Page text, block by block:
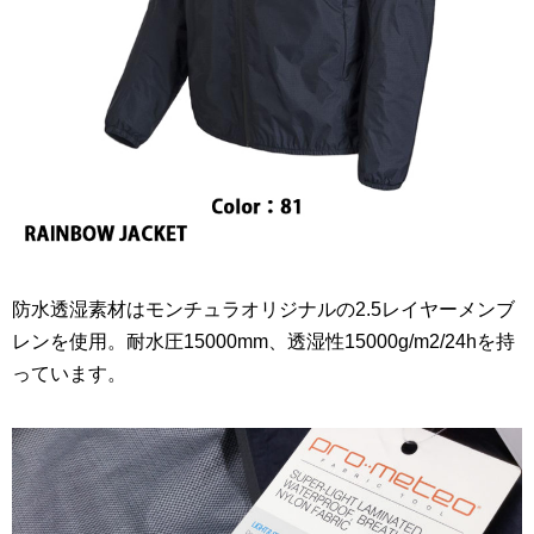
防水透湿素材はモンチュラオリジナルの2.5レイヤーメンブ
レンを使用。耐水圧15000mm、透湿性15000g/m2/24hを持
っています。